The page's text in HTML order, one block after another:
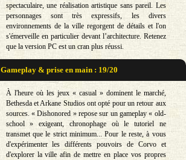
spectaculaire, une réalisation artistique sans pareil. Les
personnages sont très expressifs, les divers
environnements de la ville regorgent de détails et l'on
s'émerveille en particulier devant l’architecture. Retenez
que la version PC est un cran plus réussi.
Gameplay & prise en main : 19/20
À l'heure où les jeux « casual » dominent le marché,
Bethesda et Arkane Studios ont opté pour un retour aux
sources. « Dishonored » repose sur un gameplay « old-
school » exigeant, chronophage où le tutoriel ne
transmet que le strict minimum... Pour le reste, à vous
d'expérimenter les différents pouvoirs de Corvo et
d'explorer la ville afin de mettre en place vos propres